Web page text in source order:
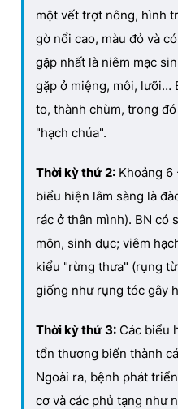
một vết trợt nông, hình
gờ nổi cao, màu đỏ và
gặp nhất là niêm mạc
gặp ở miệng, môi, lưỡi…
to, thành chùm, trong
"hạch chúa".
Thời kỳ thứ 2: Khoảng 6
biểu hiện lâm sàng là
rác ở thân mình). BN có
môn, sinh dục; viêm
kiểu "rừng thưa" (rụng
giống như rụng tóc gây
Thời kỳ thứ 3: Các biểu
tổn thương biến thành
Ngoài ra, bệnh phát
cơ và các phủ tạng như